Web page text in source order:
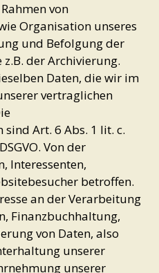
von
Organisation unseres
und Befolgung der
der Archivierung.
Daten, die wir im
vertraglichen
Art. 6 Abs. 1 lit. c.
Von der
Interessenten,
betroffen.
an der Verarbeitung
Finanzbuchhaltung,
von Daten, also
unserer
unserer